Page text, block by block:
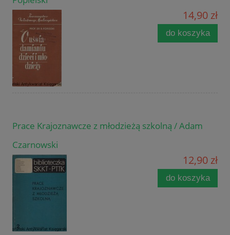
14,90 zł
do koszyka
Prace Krajoznawcze z młodzieżą szkolną / Adam
Czarnowski
12,90 zł
do koszyka